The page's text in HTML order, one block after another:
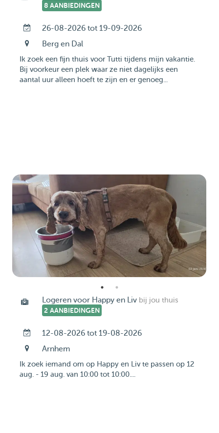
8 AANBIEDINGEN
26-08-2026 tot 19-09-2026
Berg en Dal
Ik zoek een fijn thuis voor Tutti tijdens mijn vakantie.
Bij voorkeur een plek waar ze niet dagelijks een
aantal uur alleen hoeft te zijn en er genoeg...
Logeren voor Happy en Liv bij jou thuis
2 AANBIEDINGEN
12-08-2026 tot 19-08-2026
Arnhem
Ik zoek iemand om op Happy en Liv te passen op 12
aug. - 19 aug. van 10:00 tot 10:00....